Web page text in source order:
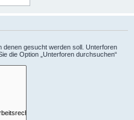
denen gesucht werden soll. Unterforen
die Option „Unterforen durchsuchen“